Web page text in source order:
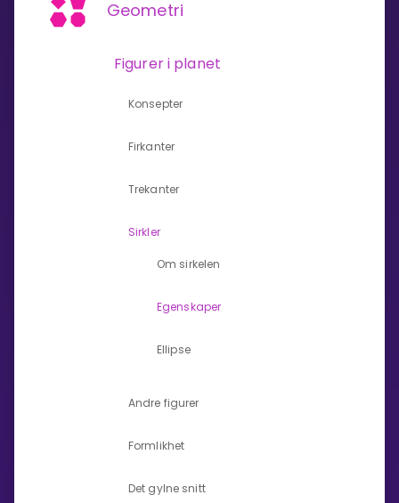
Geometri
Figurer i planet
Konsepter
Firkanter
Trekanter
Sirkler
Om sirkelen
Egenskaper
Ellipse
Andre figurer
Formlikhet
Det gylne snitt